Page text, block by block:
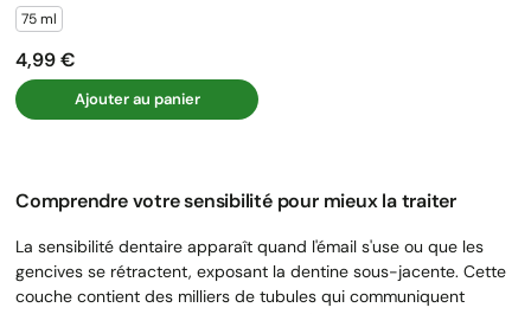
75 ml
Prix
4,99 €
Ajouter au panier
Comprendre votre sensibilité pour mieux la traiter
La sensibilité dentaire apparaît quand l'émail s'use ou que les
gencives se rétractent, exposant la dentine sous-jacente. Cette
couche contient des milliers de tubules qui communiquent